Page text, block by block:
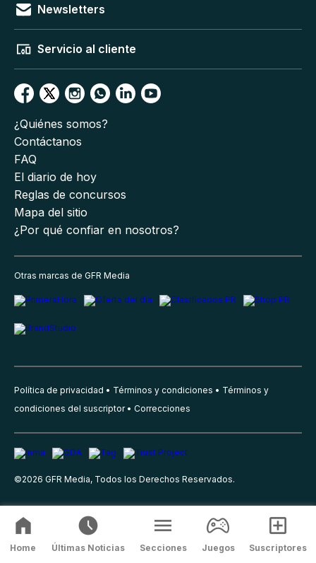
Newsletters
Servicio al cliente
¿Quiénes somos?
Contáctanos
FAQ
El diario de hoy
Reglas de concursos
Mapa del sitio
¿Por qué confiar en nosotros?
Otras marcas de GFR Media
Política de privacidad Términos y condiciones
Términos y
condiciones del suscriptor
Correcciones
©2026 GFR Media, Todos los Derechos Reservados.
Home Últimas Noticias Secciones Juegos Suscriptores